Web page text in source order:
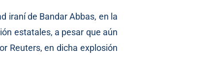
iraní de Bandar Abbas, en la
estatales, a pesar que aún
Reuters, en dicha explosión